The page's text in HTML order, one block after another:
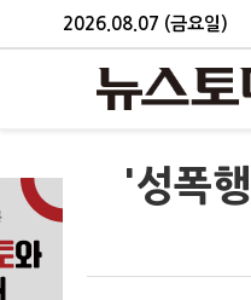
2026.08.07 (금요일)
'성폭